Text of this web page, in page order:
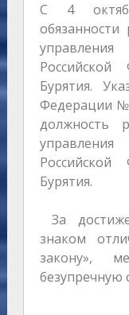
С 4
обязанности
Бурятия.
Федерации №
должность
Бурятия.
За
знаком
закону»,
безупречную